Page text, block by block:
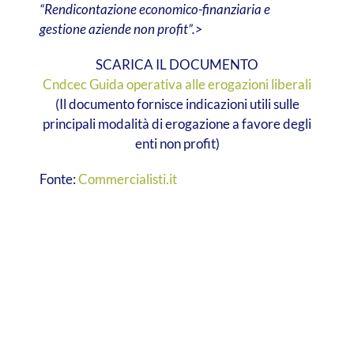
“Rendicontazione economico-finanziaria e
gestione aziende non profit”.>
SCARICA IL DOCUMENTO
Cndcec Guida operativa alle erogazioni liberali
(Il documento fornisce indicazioni utili sulle
principali modalità di erogazione a favore degli
enti non profit)
Fonte:Commercialisti.it